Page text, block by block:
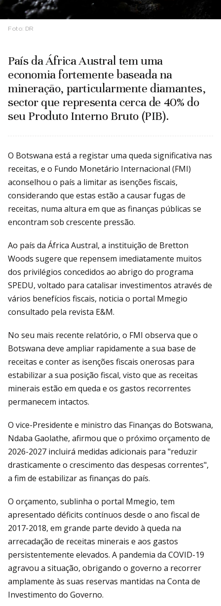
Foto: DR
País da África Austral tem uma
economia fortemente baseada na
mineração, particularmente diamantes,
sector que representa cerca de 40% do
seu Produto Interno Bruto (PIB).
O Botswana está a registar uma queda significativa nas
receitas, e o Fundo Monetário Internacional (FMI)
aconselhou o país a limitar as isenções fiscais,
considerando que estas estão a causar fugas de
receitas, numa altura em que as finanças públicas se
encontram sob crescente pressão.
Ao país da África Austral, a instituição de Bretton
Woods sugere que repensem imediatamente muitos
dos privilégios concedidos ao abrigo do programa
SPEDU, voltado para catalisar investimentos através de
vários benefícios fiscais, noticia o portal Mmegio
consultado pela revista E&M.
No seu mais recente relatório, o FMI observa que o
Botswana deve ampliar rapidamente a sua base de
receitas e conter as isenções fiscais onerosas para
estabilizar a sua posição fiscal, visto que as receitas
minerais estão em queda e os gastos recorrentes
permanecem intactos.
O vice-Presidente e ministro das Finanças do Botswana,
Ndaba Gaolathe, afirmou que o próximo orçamento de
2026-2027 incluirá medidas adicionais para "reduzir
drasticamente o crescimento das despesas correntes",
a fim de estabilizar as finanças do país.
O orçamento, sublinha o portal Mmegio, tem
apresentado déficits contínuos desde o ano fiscal de
2017-2018, em grande parte devido à queda na
arrecadação de receitas minerais e aos gastos
persistentemente elevados. A pandemia da COVID-19
agravou a situação, obrigando o governo a recorrer
amplamente às suas reservas mantidas na Conta de
Investimento do Governo.